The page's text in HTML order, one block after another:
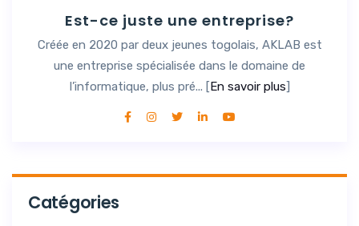
Est-ce juste une entreprise?
Créée en 2020 par deux jeunes togolais, AKLAB est
une entreprise spécialisée dans le domaine de
l’informatique, plus pré... [En savoir plus]
Catégories